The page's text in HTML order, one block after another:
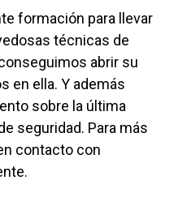
formación para llevar
técnicas de
abrir su
en ella. Y además
sobre la última
seguridad. Para más
contacto con